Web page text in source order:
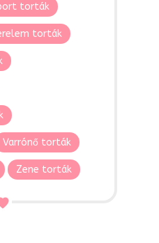
torták
torták
Varrónő torták
Zene torták